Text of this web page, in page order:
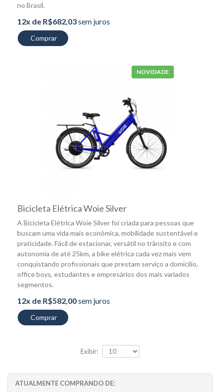
no Brasil.
12x de R$682,03sem juros
Comprar
NOVIDADE
Bicicleta Elétrica Woie Silver
A Bicicleta Elétrica Woie Silver foi criada para pessoas que
buscam uma vida mais econômica, mobilidade sustentável e
praticidade. Fácil de estacionar, versátil no trânsito e com
autonomia de até 25km, a bike elétrica cada vez mais vem
conquistando profissionais que prestam serviço a domicílio,
office boys, estudantes e empresários dos mais variados
segmentos.
12x de R$582,00sem juros
Comprar
Exibir:
ATUALMENTE COMPRANDO DE: